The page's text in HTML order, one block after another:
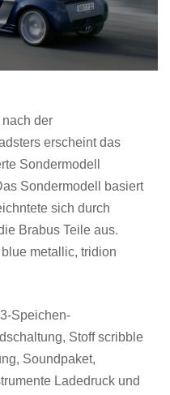
der
erscheint das
Sondermodell
Sondermodell basiert
sich durch
Brabus Teile aus.
metallic, tridion
Speichen-
Stoff scribble
Soundpaket,
Ladedruck und